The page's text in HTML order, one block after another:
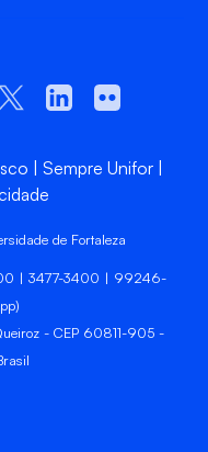
Sempre Unifor
de Fortaleza
| 3477-3400 | 99246-
- CEP 60811-905 -